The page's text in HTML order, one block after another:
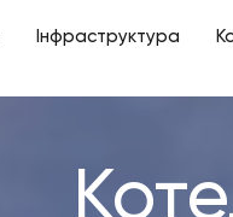
Інфраструктура